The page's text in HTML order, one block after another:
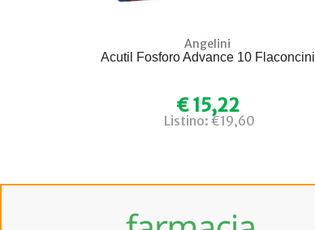
Angelini
Acutil Fosforo Advance 10 Flaconcini
€ 15,22
Listino: €19,60